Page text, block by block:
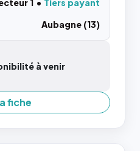
1
Tiers payant
Aubagne (13)
à venir
fiche